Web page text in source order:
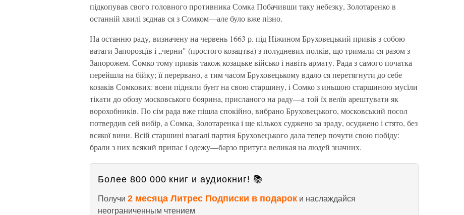
підкопував свого головного противника Сомка Побачивши таку небезку, Золотаренко в
останній хвилі зєднав ся з Сомком—але було вже пізно.
На останню раду, визначену на червень 1663 р. під Ніжином Бруховецький привів з собою
ватаги Запорозцїв і „черни" (простого козацтва) з полудневих полків, що тримали ся разом з
Запорожем. Сомко тому привів також козацьке військо і навіть армату. Рада з самого початка
перейшла на бійку; її перервано, а тим часом Бруховецькому вдало ся перетягнути до себе
козаків Сомкових: вони підняли бунт на свою старшину, і Сомко з иньшою старшиною мусїли
тікати до обозу московського боярина, присланого на раду—а той їх велїв арештувати як
ворохобників. По сім рада вже пішла спокійно, вибрано Бруховецького, московський посол
потвердив сей вибір, а Сомка, Золотаренка і ще кількох суджено за зраду, осуджено і стято, без
всякої вини. Всій старшині взагалі партия Бруховецького дала тепер почути свою побіду:
брали з них всякий припас і одежу—барзо притуга великая на людей значних.
Более 800 000 книг и аудиокниг! 📚
Получи 2 месяца Литрес Подписки в подарок и наслаждайся
неограниченным чтением